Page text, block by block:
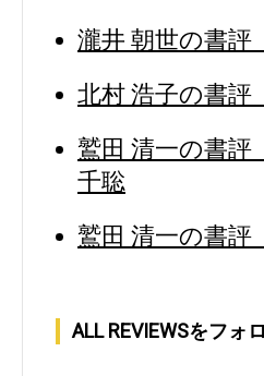
瀧井 朝世の書評
北村 浩子の書評
鷲田 清一の書評
千聡
鷲田 清一の書評
ALL REVIEWSをフォ